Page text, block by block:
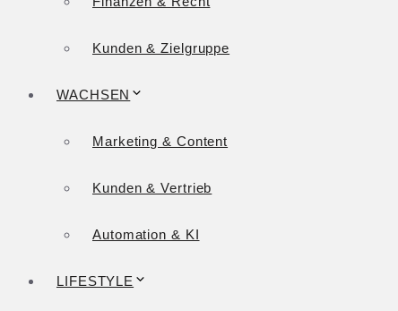
Kunden & Zielgruppe
WACHSEN
Marketing & Content
Kunden & Vertrieb
Automation & KI
LIFESTYLE